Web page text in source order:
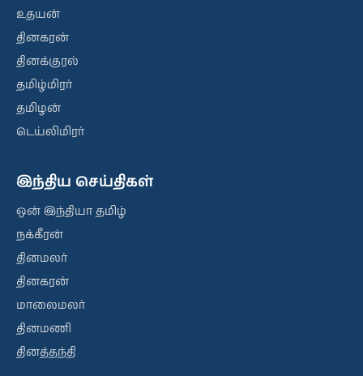
உதயன்
தினகரன்
தினக்குரல்
தமிழ்மிரர்
தமிழன்
டெய்லிமிரர்
இந்திய செய்திகள்
ஒன் இந்தியா தமிழ்
நக்கீரன்
தினமலர்
தினகரன்
மாலைமலர்
தினமணி
தினத்தந்தி